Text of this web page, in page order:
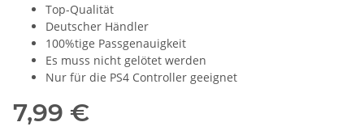
Top-Qualität
Deutscher Händler
100%tige Passgenauigkeit
Es muss nicht gelötet werden
Nur für die PS4 Controller geeignet
7,99 €